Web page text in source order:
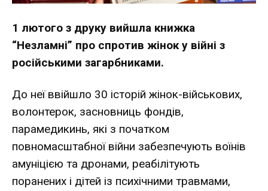
1 лютого з друку вийшла книжка
“Незламні” про спротив жінок у війні з
російськими загарбниками.
До неї ввійшло 30 історій жінок-військових,
волонтерок, засновниць фондів,
парамедикинь, які з початком
повномасштабної війни забезпечують воїнів
амуніцією та дронами, реабілітують
поранених і дітей із психічними травмами,